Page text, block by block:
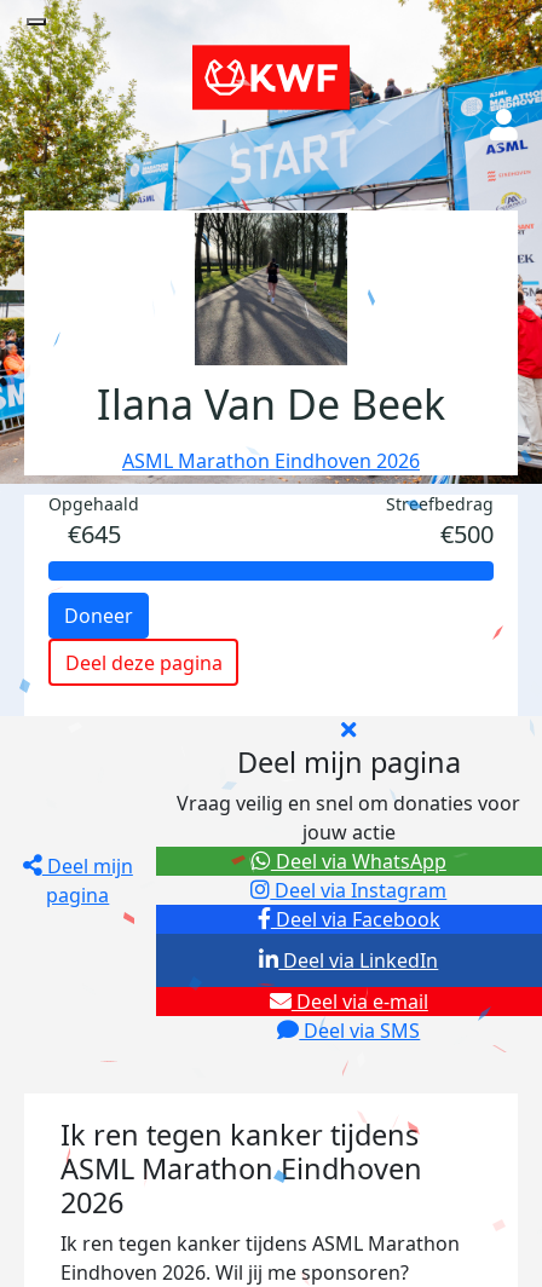
Ilana Van De Beek
ASML Marathon Eindhoven 2026
Opgehaald
€645
Streefbedrag
€500
Doneer
Deel deze pagina
Deel mijn
pagina
Deel mijn pagina
Vraag veilig en snel om donaties voor
jouw actie
Deel via Facebook
Deel via Instagram
Deel via e-mail
Deel via SMS
Deel via LinkedIn
Deel via WhatsApp
Ik ren tegen kanker tijdens
ASML Marathon Eindhoven
2026
Ik ren tegen kanker tijdens ASML Marathon
Eindhoven 2026. Wil jij me sponsoren?